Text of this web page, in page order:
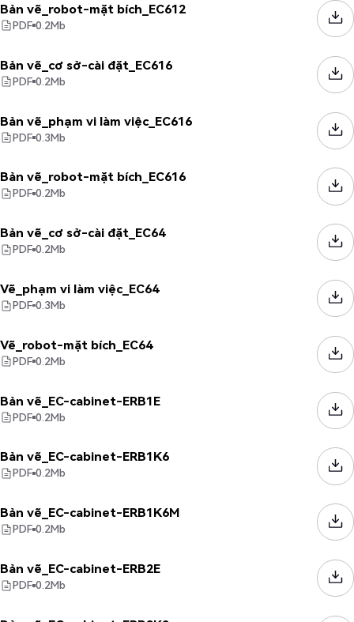
Bản vẽ_robot-mặt bích_EC612
PDF 0.2Mb
Bản vẽ_cơ sở-cài đặt_EC616
PDF 0.2Mb
Bản vẽ_phạm vi làm việc_EC616
PDF 0.3Mb
Bản vẽ_robot-mặt bích_EC616
PDF 0.2Mb
Bản vẽ_cơ sở-cài đặt_EC64
PDF 0.2Mb
Vẽ_phạm vi làm việc_EC64
PDF 0.3Mb
Vẽ_robot-mặt bích_EC64
PDF 0.2Mb
Bản vẽ_EC-cabinet-ERB1E
PDF 0.2Mb
Bản vẽ_EC-cabinet-ERB1K6
PDF 0.2Mb
Bản vẽ_EC-cabinet-ERB1K6M
PDF 0.2Mb
Bản vẽ_EC-cabinet-ERB2E
PDF 0.2Mb